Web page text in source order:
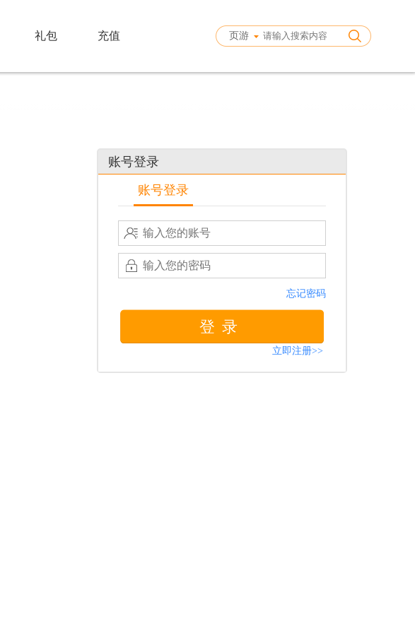
礼包 充值 页游
账号登录
账号登录
忘记密码
登录
立即注册>>